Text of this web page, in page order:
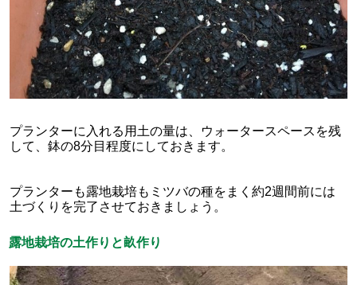
プランターに入れる用土の量は、ウォータースペースを残
して、鉢の8分目程度にしておきます。
プランターも露地栽培もミツバの種をまく約2週間前には
土づくりを完了させておきましょう。
露地栽培の土作りと畝作り